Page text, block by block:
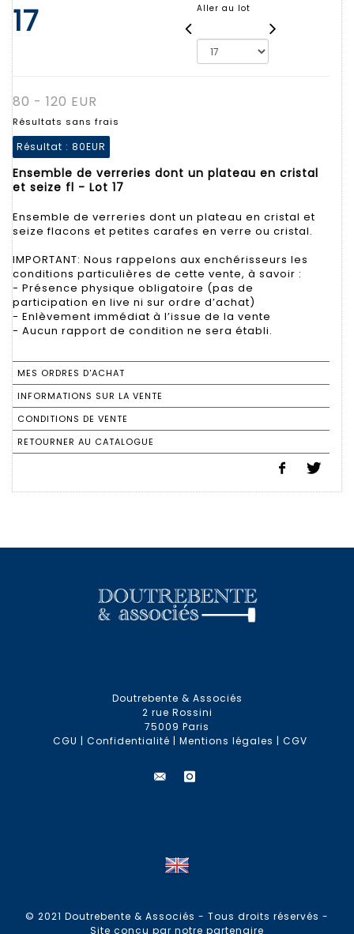
17 Aller au lot
80 - 120 EUR
Résultats sans frais
Résultat : 80EUR
Ensemble de verreries dont un plateau en cristal
et seize fl - Lot 17
Ensemble de verreries dont un plateau en cristal et
seize flacons et petites carafes en verre ou cristal.
IMPORTANT: Nous rappelons aux enchérisseurs les
conditions particulières de cette vente, à savoir :
- Présence physique obligatoire (pas de
participation en live ni sur ordre d’achat)
- Enlèvement immédiat à l’issue de la vente
- Aucun rapport de condition ne sera établi.
MES ORDRES D'ACHAT
INFORMATIONS SUR LA VENTE
CONDITIONS DE VENTE
RETOURNER AU CATALOGUE
Doutrebente & Associés
2 rue Rossini
75009 Paris
CGU | Confidentialité | Mentions légales | CGV
© 2021 Doutrebente & Associés - Tous droits réservés -
Site conçu par notre partenaire